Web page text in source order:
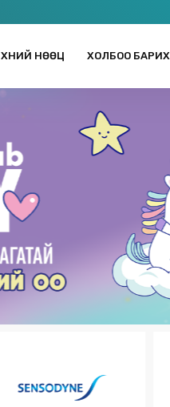
ХҮНИЙ НӨӨЦ ХОЛБОО БАРИХ